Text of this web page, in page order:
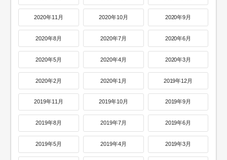
2020年11月 2020年10月 2020年9月
2020年8月 2020年7月 2020年6月
2020年5月 2020年4月 2020年3月
2020年2月 2020年1月 2019年12月
2019年11月 2019年10月 2019年9月
2019年8月 2019年7月 2019年6月
2019年5月 2019年4月 2019年3月